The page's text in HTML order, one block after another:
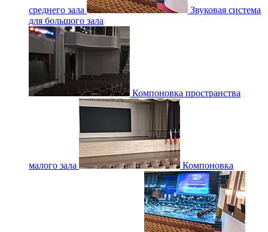
среднего зала
Звуковая система
для большого зала
Компоновка пространства
малого зала Компоновка